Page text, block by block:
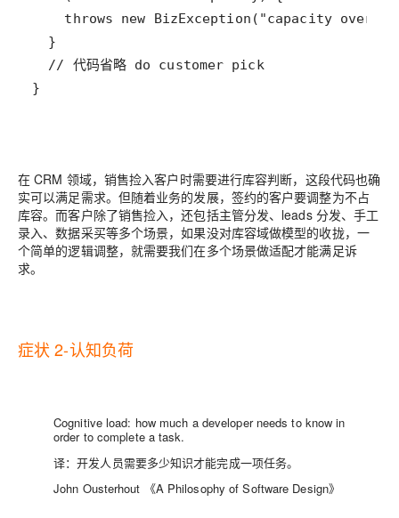
  // 代码省略 do customer pick
}
在 CRM 领域，销售捡入客户时需要进行库容判断，这段代码也确
实可以满足需求。但随着业务的发展，签约的客户要调整为不占
库容。而客户除了销售捡入，还包括主管分发、leads 分发、手工
录入、数据采买等多个场景，如果没对库容域做模型的收拢，一
个简单的逻辑调整，就需要我们在多个场景做适配才能满足诉
求。
症状 2-认知负荷
Cognitive load: how much a developer needs to know in
order to complete a task.
译：开发人员需要多少知识才能完成一项任务。
John Ousterhout 《A Philosophy of Software Design》